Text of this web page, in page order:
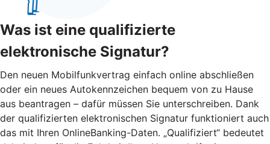
Was ist eine qualifizierte
elektronische Signatur?
Den neuen Mobilfunkvertrag einfach online abschließen
oder ein neues Autokennzeichen bequem von zu Hause
aus beantragen – dafür müssen Sie unterschreiben. Dank
der qualifizierten elektronischen Signatur funktioniert auch
das mit Ihren OnlineBanking-Daten. „Qualifiziert“ bedeutet